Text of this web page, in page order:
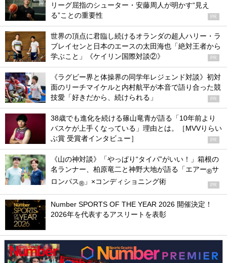
リーグ屈指のシューター・安藤周人が明かす“見え
る”ことの重要性
PR
世界の頂点に君臨し続けるオランダの超人ハリー・ラ
ブレイセンと日本のエースの太田海也「絶対王者から
学ぶこと」《ケイリン国際対談②》
PR
《ラグビー界と体操界の同学年レジェンド対談》初対
面のリーチマイケルと内村航平が本音で語り合った競
技愛「好きだから、続けられる」
PR
38歳でも進化を続ける篠山竜青が語る「10年前より
バスケが上手くなっている」理由とは。［MVVりらい
ぶ賞 受賞者インタビュー］
PR
《山の神対談》「やっぱり“タイパ”がいい！」箱根の
名ランナー、柏原竜二と神野大地が語る「エアー®サ
ロンパス® 」×コンディショニング術 PR
Number SPORTS OF THE YEAR 2026 開催決定！
2026年を代表するアスリートを表彰